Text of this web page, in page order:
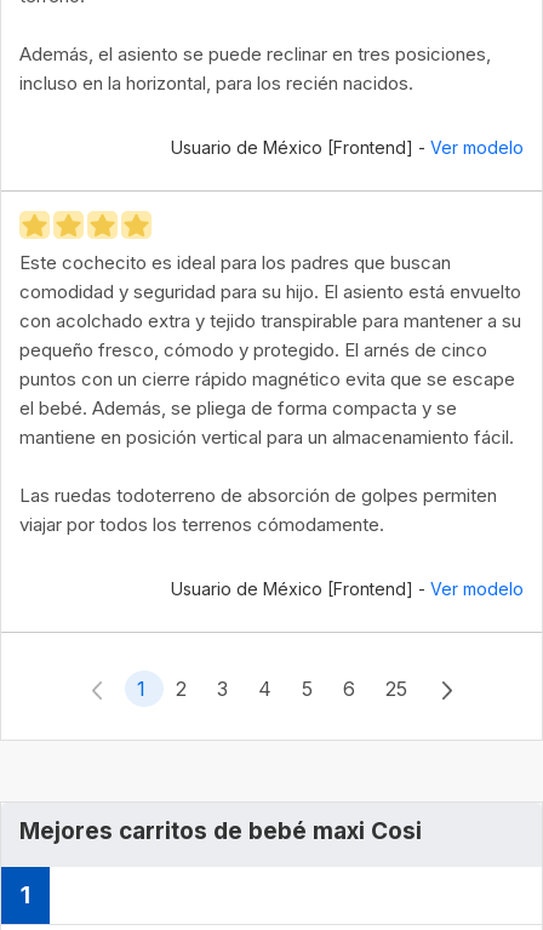
Además, el asiento se puede reclinar en tres posiciones,
incluso en la horizontal, para los recién nacidos.
Usuario de México [Frontend] - Ver modelo
Este cochecito es ideal para los padres que buscan
comodidad y seguridad para su hijo. El asiento está envuelto
con acolchado extra y tejido transpirable para mantener a su
pequeño fresco, cómodo y protegido. El arnés de cinco
puntos con un cierre rápido magnético evita que se escape
el bebé. Además, se pliega de forma compacta y se
mantiene en posición vertical para un almacenamiento fácil.
Las ruedas todoterreno de absorción de golpes permiten
viajar por todos los terrenos cómodamente.
Usuario de México [Frontend] - Ver modelo
1 2 3 4 5 6 25
Mejores carritos de bebé maxi Cosi
1